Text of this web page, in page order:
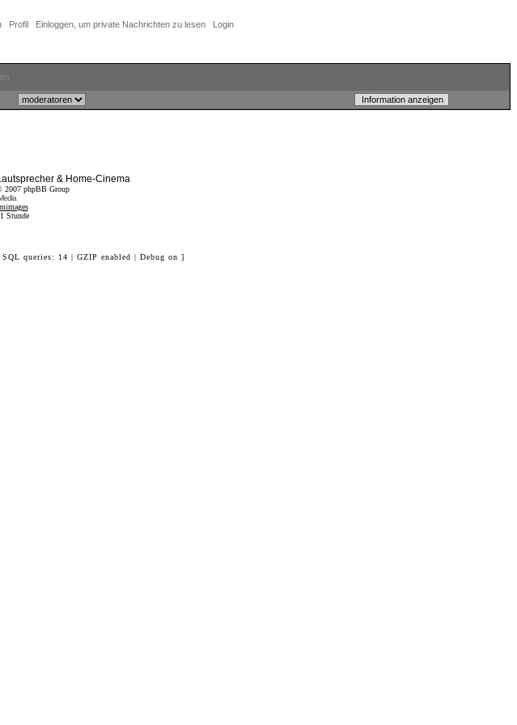
Profil Einloggen, um private Nachrichten zu lesen Login
& Home-Cinema
phpBB Group
Stunde
queries: 14 | GZIP enabled | Debug on ]